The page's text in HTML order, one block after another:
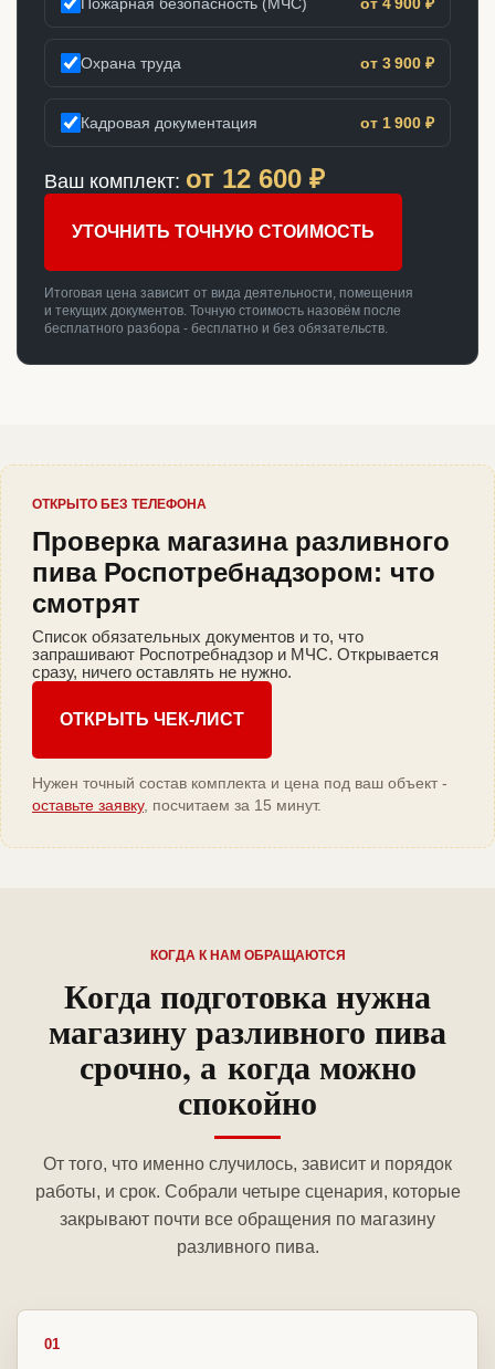
Охрана труда от 3 900 ₽
Кадровая документация от 1 900 ₽
Ваш комплект: от 12 600 ₽
УТОЧНИТЬ ТОЧНУЮ СТОИМОСТЬ
Итоговая цена зависит от вида деятельности, помещения
и текущих документов. Точную стоимость назовём после
бесплатного разбора - бесплатно и без обязательств.
ОТКРЫТО БЕЗ ТЕЛЕФОНА
Проверка магазина разливного
пива Роспотребнадзором: что
смотрят
Список обязательных документов и то, что
запрашивают Роспотребнадзор и МЧС. Открывается
сразу, ничего оставлять не нужно.
ОТКРЫТЬ ЧЕК-ЛИСТ
Нужен точный состав комплекта и цена под ваш объект -
оставьте заявку, посчитаем за 15 минут.
КОГДА К НАМ ОБРАЩАЮТСЯ
Когда подготовка нужна
магазину разливного пива
срочно, а когда можно
спокойно
От того, что именно случилось, зависит и порядок
работы, и срок. Собрали четыре сценария, которые
закрывают почти все обращения по магазину
разливного пива.
01